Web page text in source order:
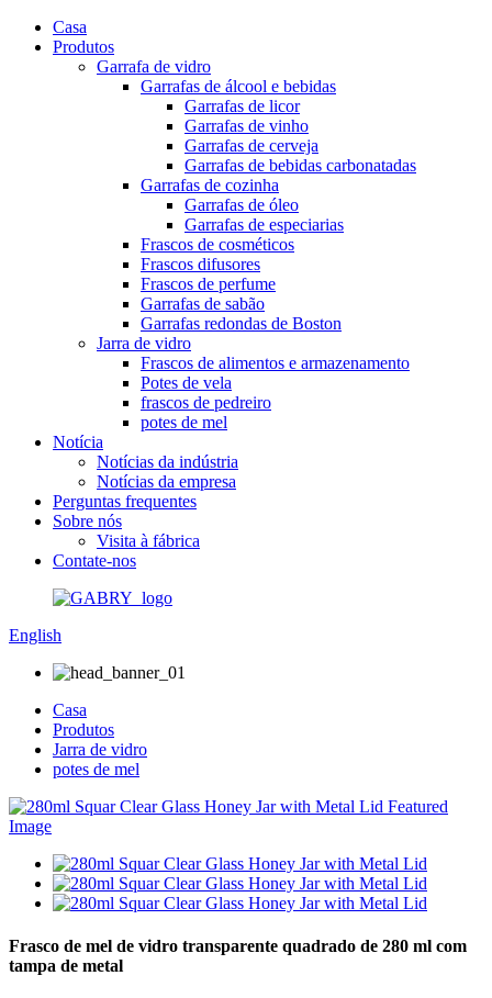
Casa
Produtos
Garrafa de vidro
Garrafas de álcool e bebidas
Garrafas de licor
Garrafas de vinho
Garrafas de cerveja
Garrafas de bebidas carbonatadas
Garrafas de cozinha
Garrafas de óleo
Garrafas de especiarias
Frascos de cosméticos
Frascos difusores
Frascos de perfume
Garrafas de sabão
Garrafas redondas de Boston
Jarra de vidro
Frascos de alimentos e armazenamento
Potes de vela
frascos de pedreiro
potes de mel
Notícia
Notícias da indústria
Notícias da empresa
Perguntas frequentes
Sobre nós
Visita à fábrica
Contate-nos
English
Casa
Produtos
Jarra de vidro
potes de mel
Frasco de mel de vidro transparente quadrado de 280 ml com
tampa de metal